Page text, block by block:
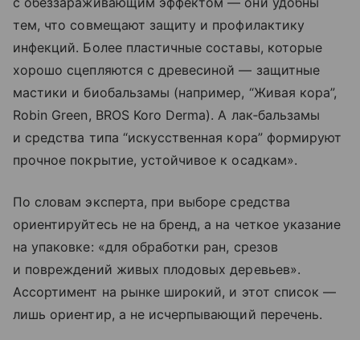
тем, что совмещают защиту и профилактику
инфекций. Более пластичные составы, которые
хорошо сцепляются с древесиной — защитные
мастики и биобальзамы (например, “Живая кора”,
Robin Green, BROS Koro Derma). А лак‑бальзамы
и средства типа “искусственная кора” формируют
прочное покрытие, устойчивое к осадкам».
По словам эксперта, при выборе средства
ориентируйтесь не на бренд, а на четкое указание
на упаковке: «для обработки ран, срезов
и повреждений живых плодовых деревьев».
Ассортимент на рынке широкий, и этот список —
лишь ориентир, а не исчерпывающий перечень.